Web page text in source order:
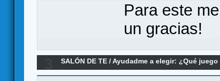
Para este
un gracias!
SALÓN DE TE /Ayudadme a elegir: ¿Qué